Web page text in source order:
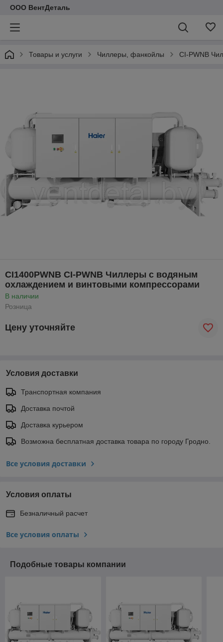
ООО ВентДеталь
Товары и услуги Чиллеры, фанкойлы CI-PWNB
CI1400PWNB CI-PWNB Чиллеры с водяным
охлаждением и винтовыми компрессорами
В наличии
Розница
Цену уточняйте
Условия доставки
Транспортная компания
Доставка почтой
Доставка курьером
Возможна бесплатная доставка товара по городу Гродно.
Все условия доставки
Условия оплаты
Безналичный расчет
Все условия оплаты
Подобные товары компании